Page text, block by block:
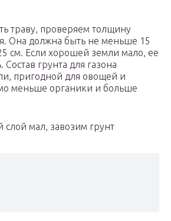
траву, проверяем толщину
Она должна быть не меньше 15
см. Если хорошей земли мало, ее
Состав грунта для газона
пригодной для овощей и
меньше органики и больше
мал, завозим грунт